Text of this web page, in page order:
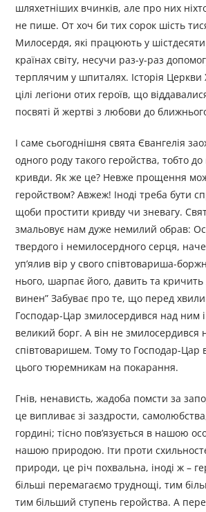
шляхетніших вчинків, але про них
не пише. От хоч би тих сорок шість
Милосердя, які працюють у шістдесяти
країнах світу, несучи раз-у-раз
терплячим у шпиталях. Історія Церкви
цілі легіони отих героїв, що
посвяті й жертві з любови до
І саме сьогоднішня свята Євангелія
одного роду такого геройства, тобто
кривди. Як же це? Невже прощення
геройством? Авжеж! Іноді треба бути
щоби простити кривду чи зневагу.
змальовує нам дуже немилий обрав:
твердого і немилосердного серця,
уп’ялив вір у свого співтовариша-
нього, шарпає його, давить та
винен” Забуває про те, що перед
Господар-Цар змилосердився над ним
великий борг. А він не змилосердився
співтоваришем. Тому то Господар-Цар
цього тюремникам на покарання.
Гнів, ненависть, жадоба помсти за
це випливає зі заздрости,
гордині; тісно пов’язується в нашою
нашою природою. Іти проти
природи, це річ похвальна, іноді ж –
більші перемагаємо труднощі, тим
тим більший ступень геройства. А